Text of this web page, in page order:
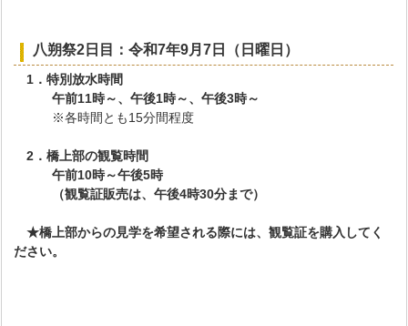
八朔祭2日目：令和7年9月7日（日曜日）
1．特別放水時間
午前11時～、午後1時～、午後3時～
※各時間とも15分間程度
2．橋上部の観覧時間
午前10時～午後5時
（観覧証販売は、午後4時30分まで）
★橋上部からの見学を希望される際には、観覧証を購入してく
ださい。